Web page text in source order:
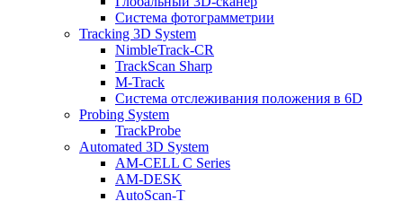
Система фотограмметрии
Tracking 3D System
NimbleTrack-CR
TrackScan Sharp
M-Track
Система отслеживания положения в 6D
Probing System
TrackProbe
Automated 3D System
AM-CELL C Series
AM-DESK
AutoScan-T